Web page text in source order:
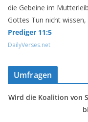
die Gebeine im
Gottes Tun nicht wissen,
Prediger 11:5
DailyVerses.net
Umfragen
Wird die Koalition von